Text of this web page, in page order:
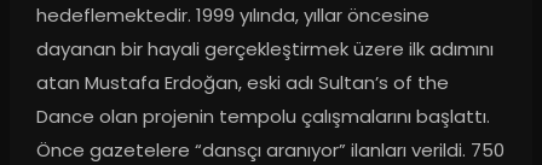
hedeflemektedir. 1999 yılında, yıllar öncesine
dayanan bir hayali gerçekleştirmek üzere ilk adımını
atan Mustafa Erdoğan, eski adı Sultan’s of the
Dance olan projenin tempolu çalışmalarını başlattı.
Önce gazetelere “dansçı aranıyor” ilanları verildi. 750